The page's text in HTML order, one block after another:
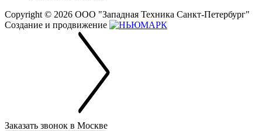
Copyright © 2026 ООО "Западная Техника Санкт-Петербург"
Создание и продвижение
Заказать звонок в Москве